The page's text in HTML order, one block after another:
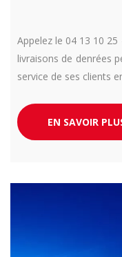
Appelez le 04 13 10
livraisons de denrées
service de ses clients
EN SAVOIR